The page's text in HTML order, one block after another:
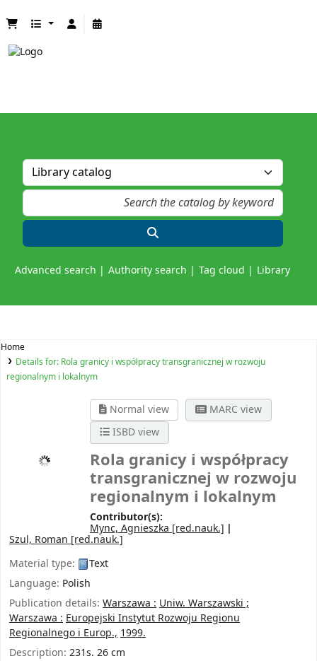
Advanced search Authority search Tag cloud Library
Home
Details for: Rola granicy i współpracy transgranicznej w rozwoju
regionalnym i lokalnym
Normal view
MARC view
ISBD view
Rola granicy i współpracy
transgranicznej w rozwoju
regionalnym i lokalnym
Contributor(s):
Mync, Agnieszka [red.nauk.]
Szul, Roman [red.nauk.]
Material type:
Text
Language: Polish
Publication details: Warszawa : Uniw. Warszawski ;
Warszawa : Europejski Instytut Rozwoju Regionu
Regionalnego i Europ., 1999.
Description: 231s. 26 cm